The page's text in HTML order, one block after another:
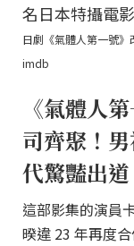
日劇《氣體人第一號
imdb
《氣體人
司齊聚！
代驚豔出道
這部影集的演員
暌違 23 年再度